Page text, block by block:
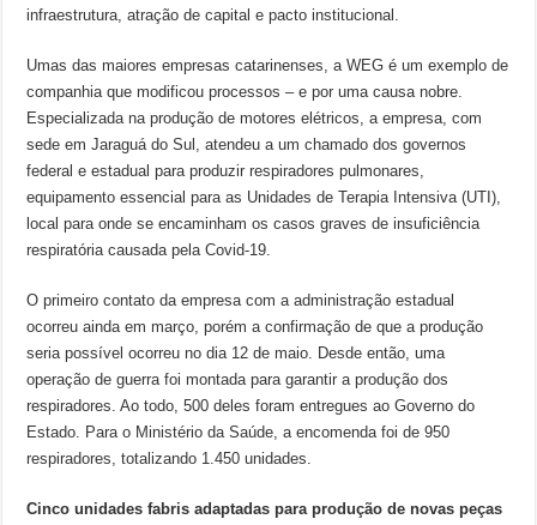
infraestrutura, atração de capital e pacto institucional.
Umas das maiores empresas catarinenses, a WEG é um exemplo de
companhia que modificou processos – e por uma causa nobre.
Especializada na produção de motores elétricos, a empresa, com
sede em Jaraguá do Sul, atendeu a um chamado dos governos
federal e estadual para produzir respiradores pulmonares,
equipamento essencial para as Unidades de Terapia Intensiva (UTI),
local para onde se encaminham os casos graves de insuficiência
respiratória causada pela Covid-19.
O primeiro contato da empresa com a administração estadual
ocorreu ainda em março, porém a confirmação de que a produção
seria possível ocorreu no dia 12 de maio. Desde então, uma
operação de guerra foi montada para garantir a produção dos
respiradores. Ao todo, 500 deles foram entregues ao Governo do
Estado. Para o Ministério da Saúde, a encomenda foi de 950
respiradores, totalizando 1.450 unidades.
Cinco unidades fabris adaptadas para produção de novas peças